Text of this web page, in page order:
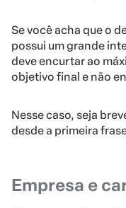
Se você acha que o
possui um grande
deve encurtar ao
objetivo final e não
Nesse caso, seja
desde a primeira
Empresa e